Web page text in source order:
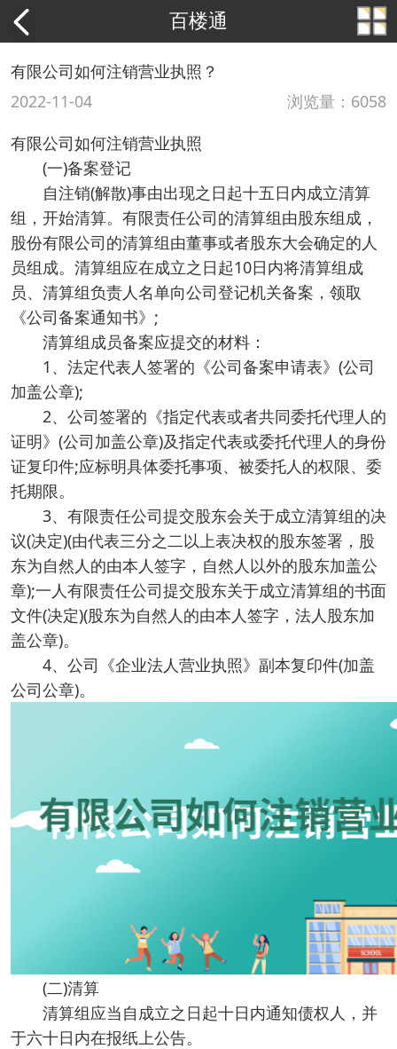
百楼通
有限公司如何注销营业执照？
2022-11-04
浏览量：6058
有限公司如何注销营业执照
(一)备案登记
自注销(解散)事由出现之日起十五日内成立清算
组，开始清算。有限责任公司的清算组由股东组成，
股份有限公司的清算组由董事或者股东大会确定的人
员组成。清算组应在成立之日起10日内将清算组成
员、清算组负责人名单向公司登记机关备案，领取
《公司备案通知书》;
清算组成员备案应提交的材料：
1、法定代表人签署的《公司备案申请表》(公司
加盖公章);
2、公司签署的《指定代表或者共同委托代理人的
证明》(公司加盖公章)及指定代表或委托代理人的身份
证复印件;应标明具体委托事项、被委托人的权限、委
托期限。
3、有限责任公司提交股东会关于成立清算组的决
议(决定)(由代表三分之二以上表决权的股东签署，股
东为自然人的由本人签字，自然人以外的股东加盖公
章);一人有限责任公司提交股东关于成立清算组的书面
文件(决定)(股东为自然人的由本人签字，法人股东加
盖公章)。
4、公司《企业法人营业执照》副本复印件(加盖
公司公章)。
(二)清算
清算组应当自成立之日起十日内通知债权人，并
于六十日内在报纸上公告。